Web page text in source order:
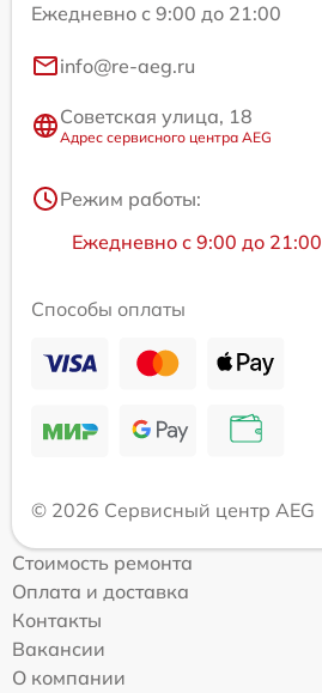
Ежедневно с 9:00 до 21:00
info@re-aeg.ru
Советская улица, 18
Адрес сервисного центра AEG
Режим работы:
Ежедневно с 9:00 до 21:00
Способы оплаты
© 2026 Сервисный центр AEG
Стоимость ремонта
Оплата и доставка
Контакты
Вакансии
О компании